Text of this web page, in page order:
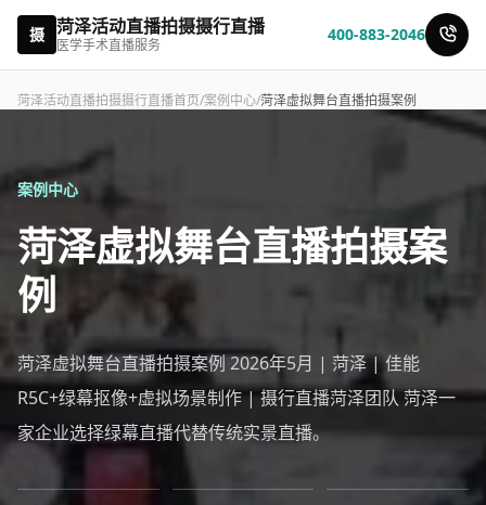
摄 菏泽活动直播拍摄摄行直播
医学手术直播服务
400-883-2046
菏泽活动直播拍摄摄行直播首页/案例中心/菏泽虚拟舞台直播拍摄案例
案例中心
菏泽虚拟舞台直播拍摄案
例
菏泽虚拟舞台直播拍摄案例 2026年5月 | 菏泽 | 佳能
R5C+绿幕抠像+虚拟场景制作 | 摄行直播菏泽团队 菏泽一
家企业选择绿幕直播代替传统实景直播。